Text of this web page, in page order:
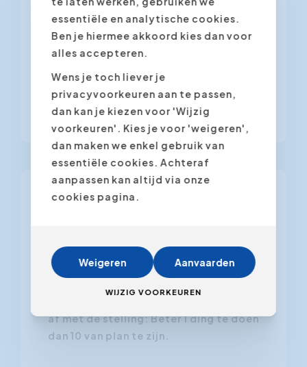
Personal Coaching is een vorm van
individuele begeleiding die gericht is
op het verhogen van de persoonlijke
effectiviteit en het bereiken van
professionele doelstellingen. Het
rendement van...
Time management
25 oktober 2006
Time mangement: Beter 1 ding te doen
af met de stelling: Beter 1 ding te doen
dan 10 van plan te zijn.
essentiële en analytische cookies.
Ben je hiermee akkoord kies dan voor
alles accepteren.
Wens je toch liever je
privacyvoorkeuren aan te passen,
dan kan je kiezen voor 'Wijzig
voorkeuren'. Kies je voor 'weigeren',
dan maken we enkel gebruik van
essentiële cookies. Achteraf
aanpassen kan altijd via onze
cookies pagina.
Weigeren Aanvaarden
WIJZIG VOORKEUREN